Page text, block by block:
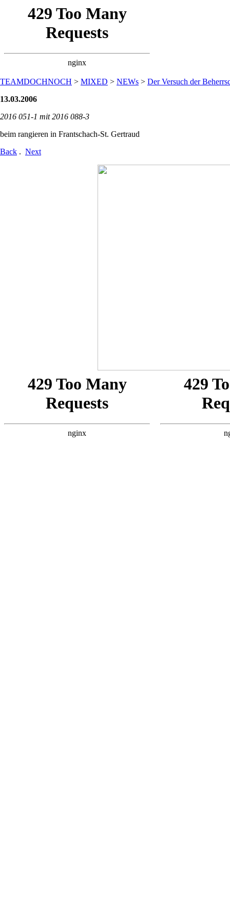
TEAMDOCHNOCH > MIXED > NEWs > Der Versuch der
13.03.2006
2016 051-1 mit 2016 088-3
beim rangieren in Frantschach-St. Gertraud
Back . Next